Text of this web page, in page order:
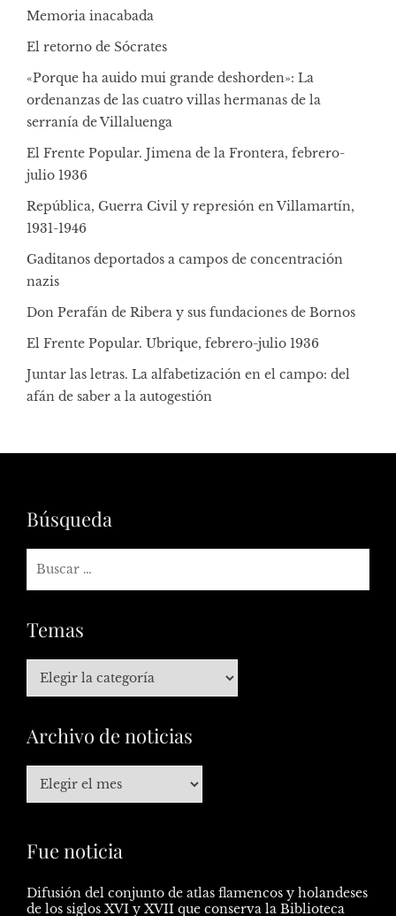
Memoria inacabada
El retorno de Sócrates
«Porque ha auido mui grande deshorden»: La
ordenanzas de las cuatro villas hermanas de la
serranía de Villaluenga
El Frente Popular. Jimena de la Frontera, febrero-
julio 1936
República, Guerra Civil y represión en Villamartín,
1931-1946
Gaditanos deportados a campos de concentración
nazis
Don Perafán de Ribera y sus fundaciones de Bornos
El Frente Popular. Ubrique, febrero-julio 1936
Juntar las letras. La alfabetización en el campo: del
afán de saber a la autogestión
Búsqueda
Temas
Archivo de noticias
Fue noticia
Difusión del conjunto de atlas flamencos y holandeses
de los siglos XVI y XVII que conserva la Biblioteca